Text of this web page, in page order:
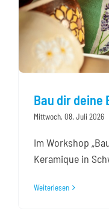
Bau dir deine
Mittwoch, 08. Juli 2026
Im Workshop
Keramique in
Weiterlesen